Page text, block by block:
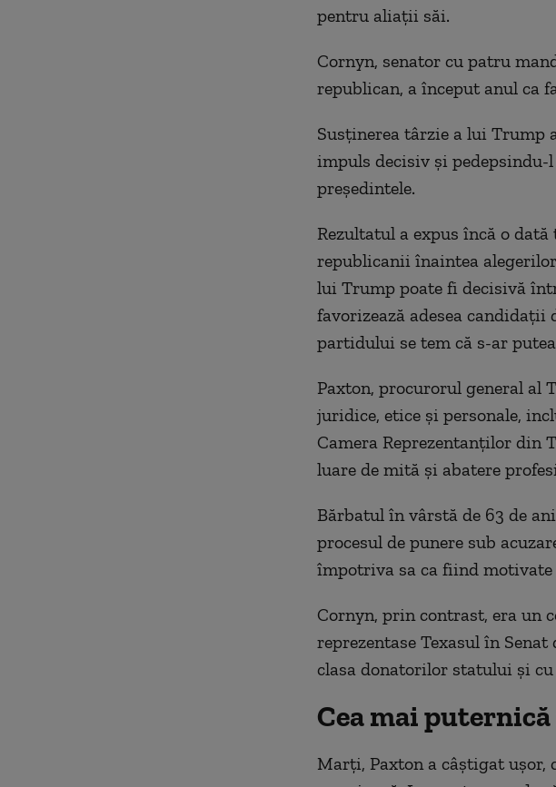
pentru aliaţii săi.
Cornyn, senator cu patru
republican, a început anul ca
Susţinerea târzie a lui Trump
impuls decisiv şi pedepsindu-
preşedintele.
Rezultatul a expus încă o
republicanii înaintea
lui Trump poate fi decisivă
favorizează adesea candidaţii
partidului se tem că s-ar
Paxton, procurorul general al
juridice, etice şi personale,
Camera Reprezentanţilor din
luare de mită şi abatere
Bărbatul în vârstă de 63 de
procesul de punere sub
împotriva sa ca fiind
Cornyn, prin contrast, era un
reprezentase Texasul în
clasa donatorilor statului şi
Cea mai
Marţi, Paxton a câştigat uşor,